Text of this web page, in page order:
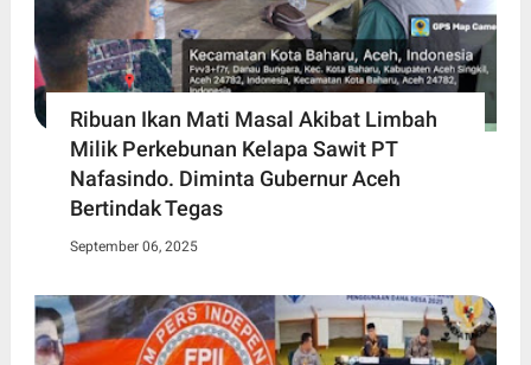
Ribuan Ikan Mati Masal Akibat Limbah
Milik Perkebunan Kelapa Sawit PT
Nafasindo. Diminta Gubernur Aceh
Bertindak Tegas
September 06, 2025